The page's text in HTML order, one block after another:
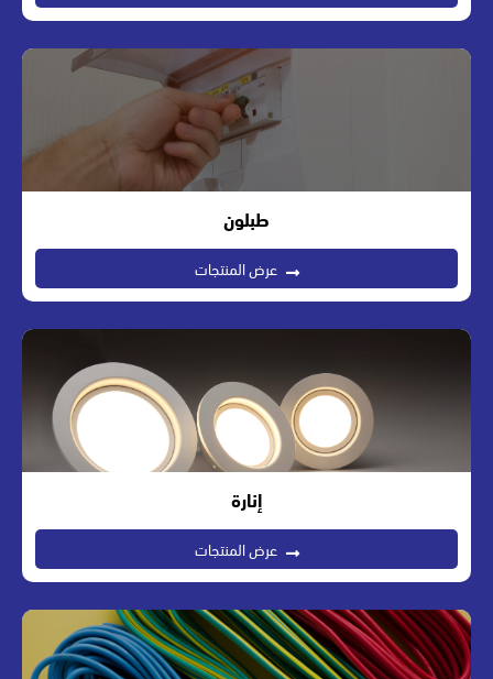
طبلون
عرض المنتجات
إنارة
عرض المنتجات